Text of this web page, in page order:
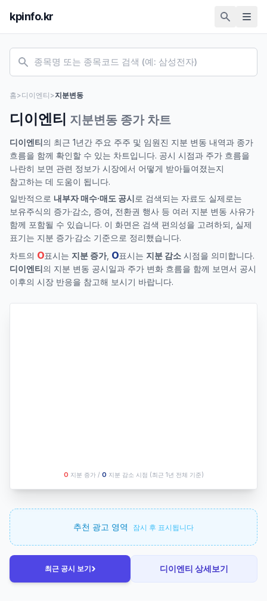
kpinfo.kr
홈>디이엔티 >지분변동
디이엔티 지분변동 종가 차트
디이엔티의 최근 1년간 주요 주주 및 임원진 지분 변동 내역과 종가
흐름을 함께 확인할 수 있는 차트입니다. 공시 시점과 주가 흐름을
나란히 보면 관련 정보가 시장에서 어떻게 받아들여졌는지
참고하는 데 도움이 됩니다.
일반적으로 내부자 매수·매도 공시로 검색되는 자료도 실제로는
보유주식의 증가·감소, 증여, 전환권 행사 등 여러 지분 변동 사유가
함께 포함될 수 있습니다. 이 화면은 검색 편의성을 고려하되, 실제
표기는 지분 증가·감소 기준으로 정리했습니다.
차트의 O표시는 지분 증가, O표시는 지분 감소 시점을 의미합니다.
디이엔티의 지분 변동 공시일과 주가 변화 흐름을 함께 보면서 공시
이후의 시장 반응을 참고해 보시기 바랍니다.
O 지분 증가 / O 지분 감소 시점 (최근 1년 전체 기준)
추천 광고 영역 잠시 후 표시됩니다
최근 공시 보기› 디이엔티 상세보기